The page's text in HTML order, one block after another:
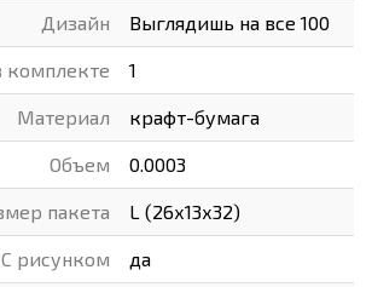
Дизайн Выглядишь на все 100
комплекте 1
Материал крафт-бумага
Объем 0.0003
пакета L (26х13х32)
С рисунком да